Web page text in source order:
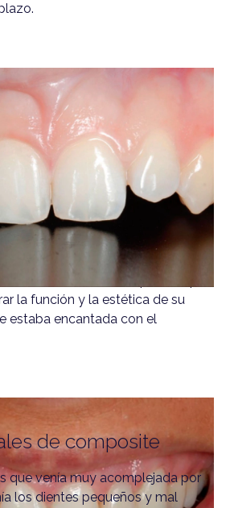
de fracturas
años sufrió una fractura en su
un traumatismo, es
tanto clínica como
dientes afectados para
nervio no está dañado.
podemos completar la
resina blanca biocompatible que
la función y la estética de su
estaba encantada con el
de composite
que venía muy acomplejada por
los dientes pequeños y mal